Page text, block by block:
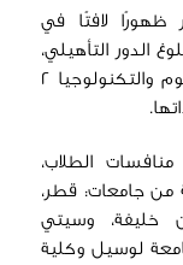
لافتًا في
الدور التأهيلي،
فيما تأهل أيضًا فريق جامعة الدوحة للعلوم والتكنولوجيا 2
منافسات الطلاب،
جامعات: قطر،
خليفة، وسيتي
لوسيل وكلية